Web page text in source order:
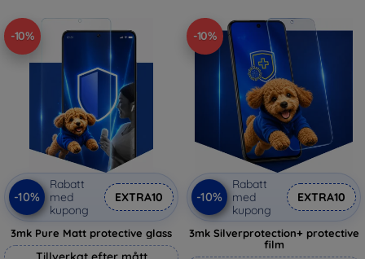
-10%
-10%
Rabatt
med
kupong
EXTRA10
3mk Pure Matt protective glass
-10%
-10%
Rabatt
med
kupong
EXTRA10
3mk Silverprotection+ protective
film